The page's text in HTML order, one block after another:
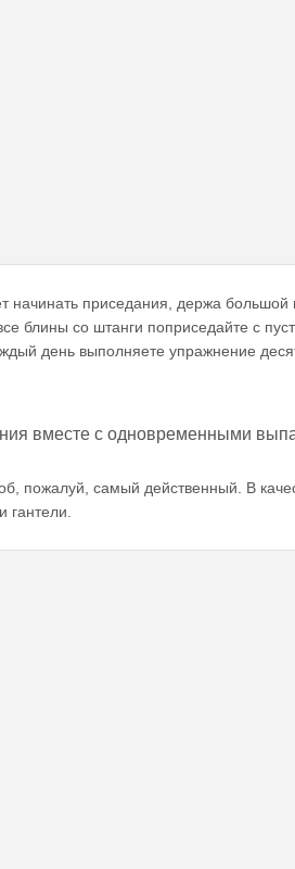
начинать приседания, держа
блины со штанги поприседайте с
день выполняете упражнение
вместе с одновременными
пожалуй, самый действенный. В
гантели.